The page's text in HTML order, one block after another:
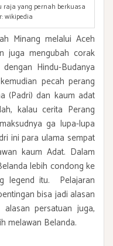
raja yang pernah berkuasa
wikipedia
Minang melalui Aceh
juga mengubah corak
Hindu-Budanya
pecah perang
(Padri) dan kaum adat
kalau cerita Perang
ga lupa-lupa
ini para ulama sempat
kaum Adat. Dalam
lebih condong ke
legend itu. Pelajaran
bisa jadi alasan
persatuan juga,
melawan Belanda.